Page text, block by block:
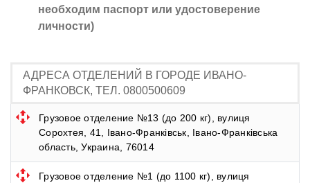
необходим паспорт или удостоверение
личности)
АДРЕСА ОТДЕЛЕНИЙ В ГОРОДЕ ИВАНО-
ФРАНКОВСК, ТЕЛ. 0800500609
Грузовое отделение №13 (до 200 кг), вулиця
Сорохтея, 41, Івано-Франківськ, Івано-Франківська
область, Украина, 76014
Грузовое отделение №1 (до 1100 кг), вулиця